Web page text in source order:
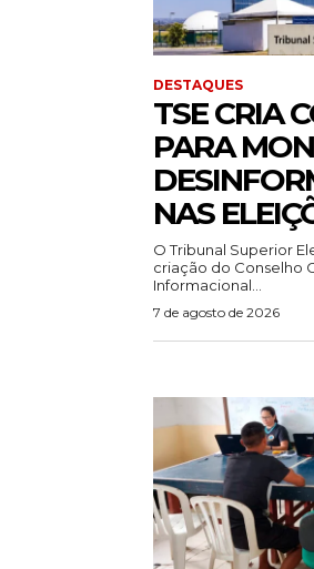
DESTAQUES
TSE CRIA
PARA
NAS
O Tribunal Superior
criação do Conselho
Informacional...
7 de agosto de 2026